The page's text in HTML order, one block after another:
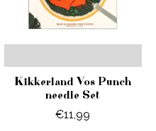
Kikkerland Vos Punch
needle Set
€11,99